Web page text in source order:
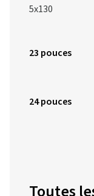
5x130
23 pouces
24 pouces
Toutes